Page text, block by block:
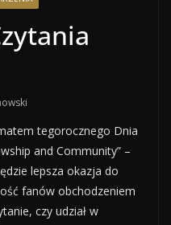
tegorocznego Dnia
and Community” –
lepsza okazja do
fanów obchodzeniem
czy udział w